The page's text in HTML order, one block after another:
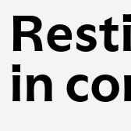
in